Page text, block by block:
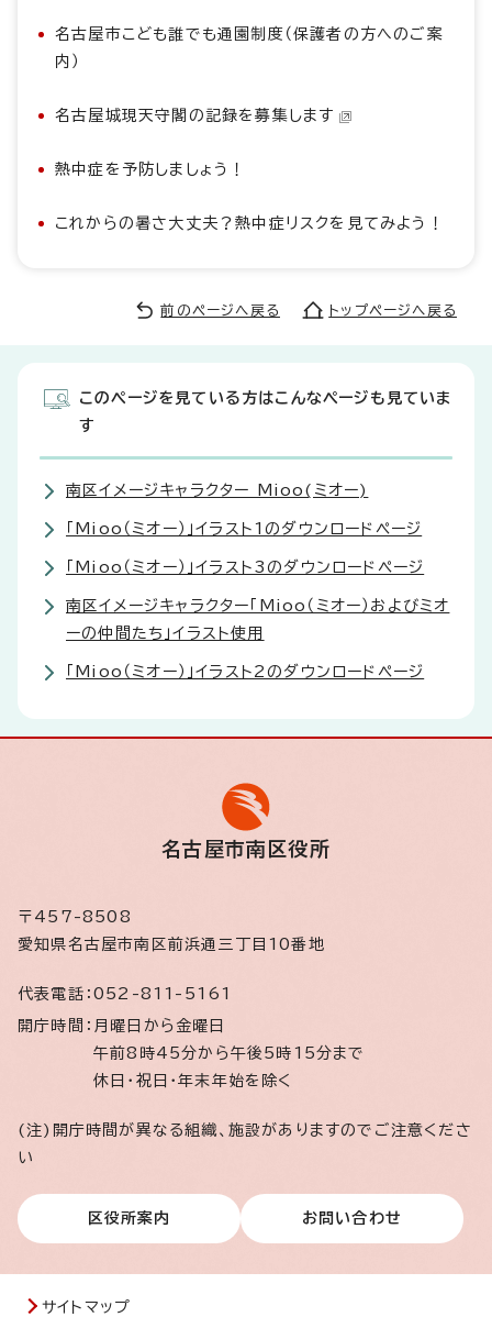
名古屋市こども誰でも通園制度（保護者の方へのご案
内）
名古屋城現天守閣の記録を募集します
熱中症を予防しましょう！
これからの暑さ大丈夫？熱中症リスクを見てみよう！
前のページへ戻る トップページへ戻る
このページを見ている方はこんなページも見ていま
す
南区イメージキャラクター Mioo(ミオー)
「Mioo（ミオー）」イラスト1のダウンロードページ
「Mioo（ミオー）」イラスト3のダウンロードページ
南区イメージキャラクター「Mioo（ミオー）およびミオ
ーの仲間たち」イラスト使用
「Mioo（ミオー）」イラスト2のダウンロードページ
名古屋市南区役所
〒457-8508
愛知県名古屋市南区前浜通三丁目10番地
代表電話： 052-811-5161
開庁時間： 月曜日から金曜日
午前8時45分から午後5時15分まで
休日・祝日・年末年始を除く
(注)開庁時間が異なる組織、施設がありますのでご注意くださ
い
区役所案内 お問い合わせ
サイトマップ